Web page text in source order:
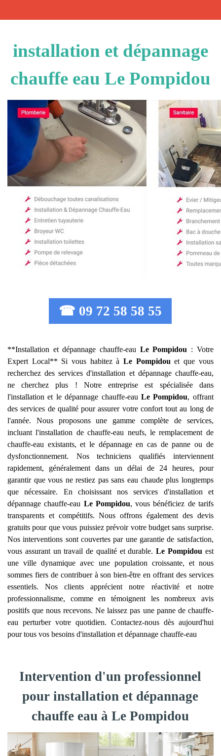
installation et dépannage
chauffe eau Le Pompidou
☎ 09 72 58 58 55
**Installation et dépannage chauffe-eau Le Pompidou : Votre
Expert Local** Si vous habitez àLe Pompidou et que vous
recherchez des services d'installation et dépannage chauffe-eau,
ne cherchez plus ! Notre entreprise est spécialisée dans
l'installation et le dépannage chauffe-eau Le Pompidou, offrant
des services de qualité pour assurer votre confort tout au long de
l'année. Nous proposons une gamme complète de services,
incluant l'installation de chauffe-eau neufs, le remplacement de
chauffe-eau existants, et le dépannage en cas de panne ou de
dysfonctionnement. Nos techniciens qualifiés interviennent
rapidement, généralement dans un délai de 24 heures, pour
garantir que vous ne restiez pas sans eau chaude plus longtemps
que nécessaire. En choisissant nos services d'installation et
dépannage chauffe-eau Le Pompidou, vous bénéficiez de tarifs
transparents et compétitifs. Nous offrons également des devis
gratuits pour que vous puissiez prévoir votre budget sans surprise.
Nos interventions sont couvertes par une garantie de satisfaction,
vous assurant un travail de qualité et durable.Le Pompidou est
une ville dynamique avec une population croissante, et nous
sommes fiers de contribuer à son bien-être en offrant des services
essentiels. Nos clients apprécient notre réactivité et notre
professionnalisme, comme en témoignent les nombreux avis
positifs que nous recevons. Ne laissez pas une panne de chauffe-
eau perturber votre quotidien. Contactez-nous dès aujourd'hui
pour tous vos besoins d'installation et dépannage chauffe-eau
Intervention d'un professionnel
pour installation et dépannage
chauffe eau à Le Pompidou